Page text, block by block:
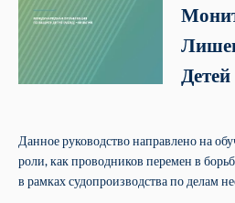
Детей
Данное руководство направлено на
роли, как проводников перемен в
в рамках судопроизводства по делам